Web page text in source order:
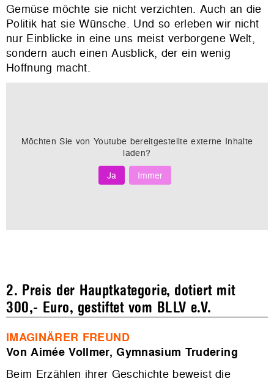
Gemüse möchte sie nicht verzichten. Auch an die
Politik hat sie Wünsche. Und so erleben wir nicht
nur Einblicke in eine uns meist verborgene Welt,
sondern auch einen Ausblick, der ein wenig
Hoffnung macht.
Möchten Sie von Youtube bereitgestellte externe Inhalte
laden?
Ja
Immer
2. Preis der Hauptkategorie, dotiert mit
300,- Euro, gestiftet vom BLLV e.V.
IMAGINÄRER FREUND
Von Aimée Vollmer, Gymnasium Trudering
Beim Erzählen ihrer Geschichte beweist die